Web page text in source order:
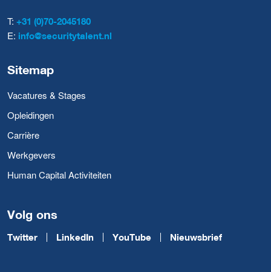
T: +31 (0)70-2045180
E: info@securitytalent.nl
Sitemap
Vacatures & Stages
Opleidingen
Carrière
Werkgevers
Human Capital Activiteiten
Volg ons
Twitter LinkedIn YouTube Nieuwsbrief